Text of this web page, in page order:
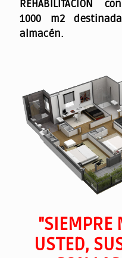
REHABILITACIÓN
1000 m2
almacén.
"SIEMPRE
USTED,